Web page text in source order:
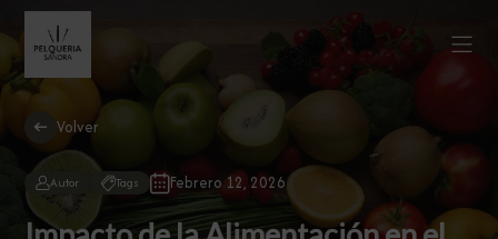
Volver
Autor Tags Febrero 12, 2026